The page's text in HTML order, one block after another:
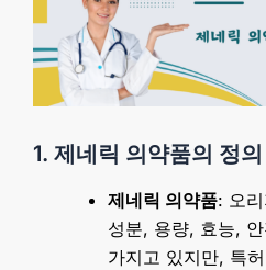
1. 제네릭 의약품의 정의
제네릭 의약품: 오
성분, 용량, 효능,
가지고 있지만, 특